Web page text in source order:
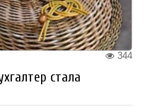
344
стала